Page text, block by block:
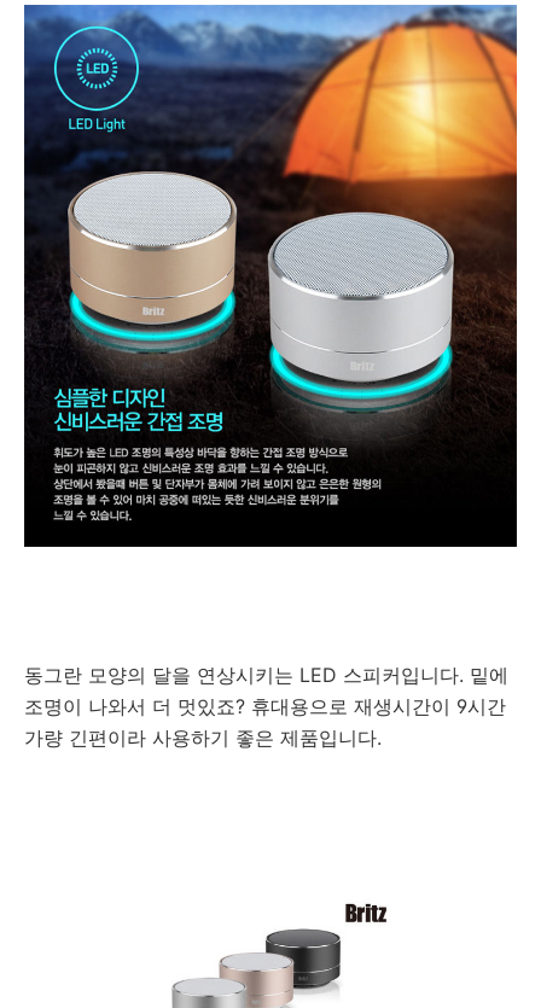
동그란 모양의 달을 연상시키는 LED 스피커입니다. 밑에
조명이 나와서 더 멋있죠? 휴대용으로 재생시간이 9시간
가량 긴편이라 사용하기 좋은 제품입니다.